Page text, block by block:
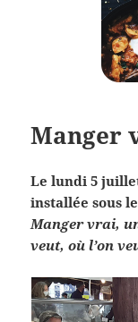
Manger
Le lundi 5
installée sous
Manger vrai,
veut, où l’on